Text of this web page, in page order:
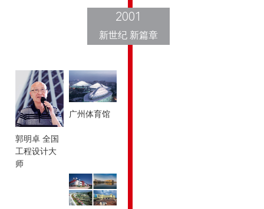
2001
新世纪 新篇章
郭明卓 全国
工程设计大
师
广州体育馆